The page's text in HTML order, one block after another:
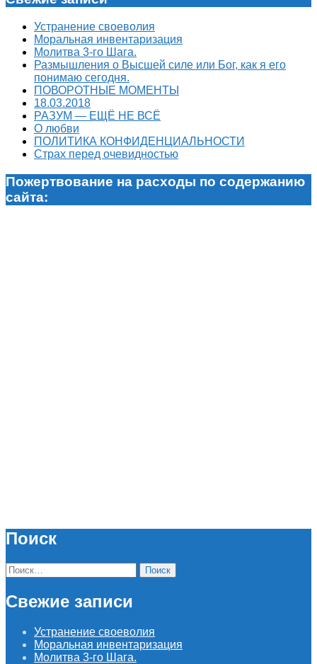
Устранение своеволия
Моральная инвентаризация
Молитва 3-го Шага.
Размышления о Высшей силе или Бог, как я его
понимаю сегодня.
ПОВОРОТНЫЕ МОМЕНТЫ
18.03.2018
РАЗУМ — ЕЩЁ НЕ ВСЁ
О любви
ПОЛИТИКА КОНФИДЕНЦИАЛЬНОСТИ
Страх перед очевидностью
Пожертвование на расходы по содержанию
сайта:
Поиск
Найти:
Свежие записи
Устранение своеволия
Моральная инвентаризация
Молитва 3-го Шага.